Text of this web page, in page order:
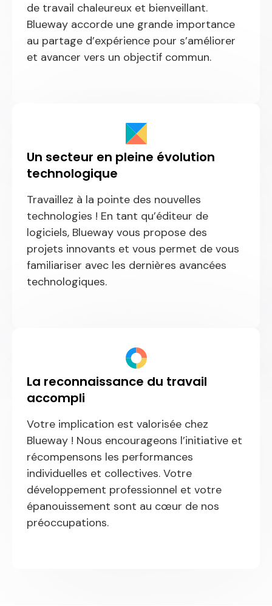
de travail chaleureux et bienveillant.
Blueway accorde une grande importance
au partage d’expérience pour s’améliorer
et avancer vers un objectif commun.
Un secteur en pleine évolution
technologique
Travaillez à la pointe des nouvelles
technologies ! En tant qu’éditeur de
logiciels, Blueway vous propose des
projets innovants et vous permet de vous
familiariser avec les dernières avancées
technologiques.
La reconnaissance du travail
accompli
Votre implication est valorisée chez
Blueway ! Nous encourageons l’initiative et
récompensons les performances
individuelles et collectives. Votre
développement professionnel et votre
épanouissement sont au cœur de nos
préoccupations.